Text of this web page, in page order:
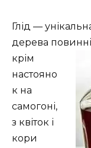
Глід —
дерева повинні
крім
настояно
к на
самогоні,
з квіток і
кори